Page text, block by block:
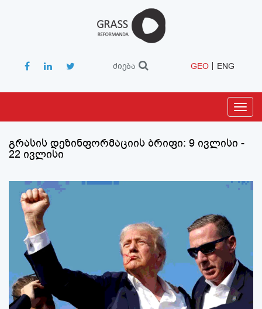
ძიება GEO ENG
გრასის დეზინფორმაციის ბრიფი: 9 ივლისი -
22 ივლისი